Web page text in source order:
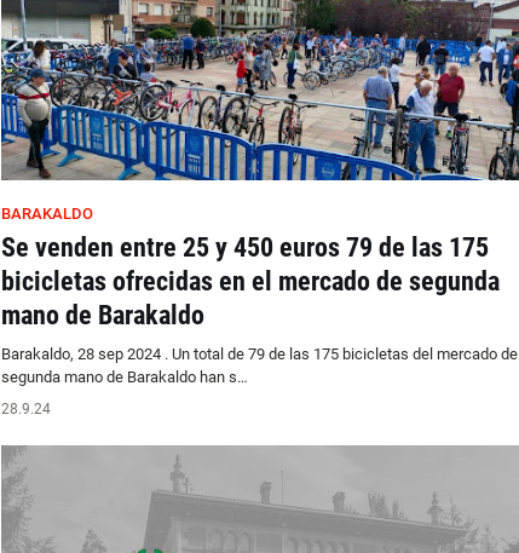
BARAKALDO
Se venden entre 25 y 450 euros 79 de las 175
bicicletas ofrecidas en el mercado de segunda
mano de Barakaldo
Barakaldo, 28 sep 2024 . Un total de 79 de las 175 bicicletas del mercado de
segunda mano de Barakaldo han s…
28.9.24